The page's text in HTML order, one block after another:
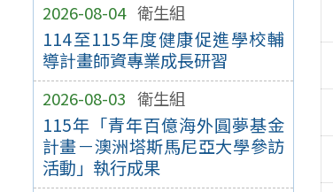
2026-08-04 衛生組
114至115年度健康促進學校輔
導計畫師資專業成長研習
2026-08-03 衛生組
115年「青年百億海外圓夢基金
計畫－澳洲塔斯馬尼亞大學參訪
活動」執行成果